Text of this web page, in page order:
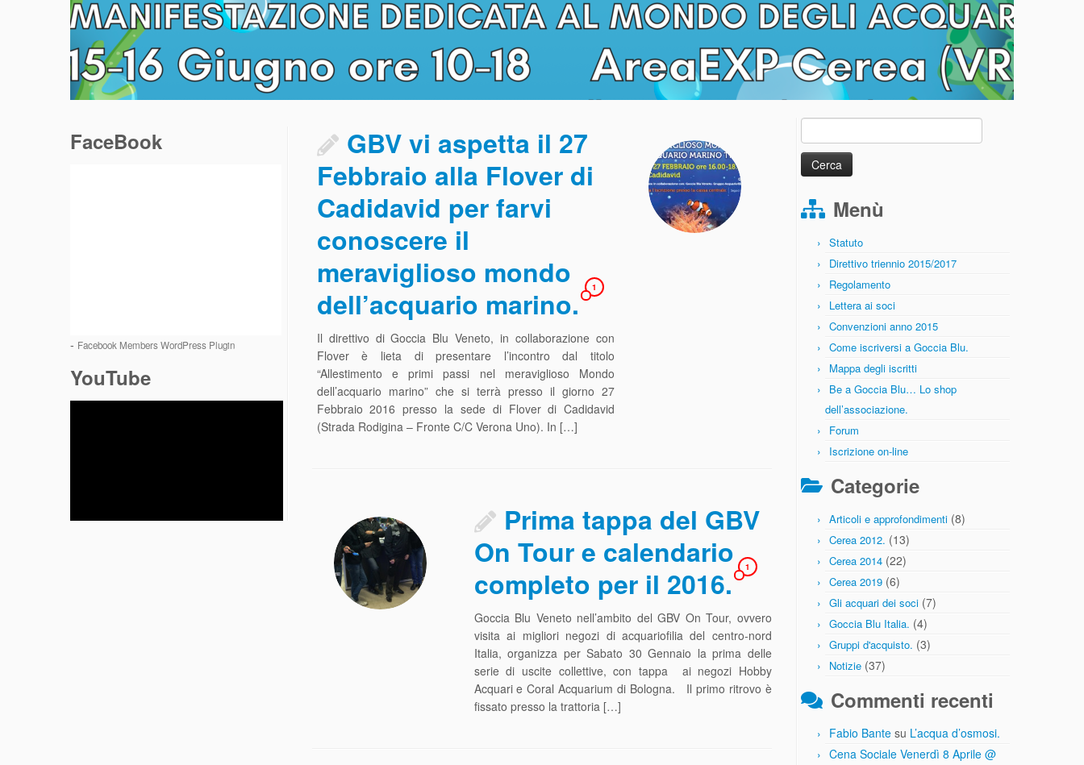
FaceBook
- Facebook Members WordPress Plugin
YouTube
GBV vi aspetta il 27
Febbraio alla Flover di
Cadidavid per farvi
conoscere il
meraviglioso mondo
dell’acquario marino.
1
Il direttivo di Goccia Blu Veneto, in collaborazione con
Flover è lieta di presentare l’incontro dal titolo
“Allestimento e primi passi nel meraviglioso Mondo
dell’acquario marino” che si terrà presso il giorno 27
Febbraio 2016 presso la sede di Flover di Cadidavid
(Strada Rodigina – Fronte C/C Verona Uno). In […]
Prima tappa del GBV
On Tour e calendario
completo per il 2016.
1
Goccia Blu Veneto nell’ambito del GBV On Tour, ovvero
visita ai migliori negozi di acquariofilia del centro-nord
Italia, organizza per Sabato 30 Gennaio la prima delle
serie di uscite collettive, con tappa ai negozi Hobby
Acquari e Coral Acquarium di Bologna. Il primo ritrovo è
fissato presso la trattoria […]
per:
Menù
Statuto
Direttivo triennio 2015/2017
Regolamento
Lettera ai soci
Convenzioni anno 2015
Come iscriversi a Goccia Blu.
Mappa degli iscritti
Be a Goccia Blu… Lo shop
dell’associazione.
Forum
Iscrizione on-line
Categorie
Articoli e approfondimenti (8)
Cerea 2012. (13)
Cerea 2014 (22)
Cerea 2019 (6)
Gli acquari dei soci (7)
Goccia Blu Italia. (4)
Gruppi d'acquisto. (3)
Notizie (37)
Commenti recenti
Fabio Bante su L’acqua d’osmosi.
Cena Sociale Venerdì 8 Aprile @